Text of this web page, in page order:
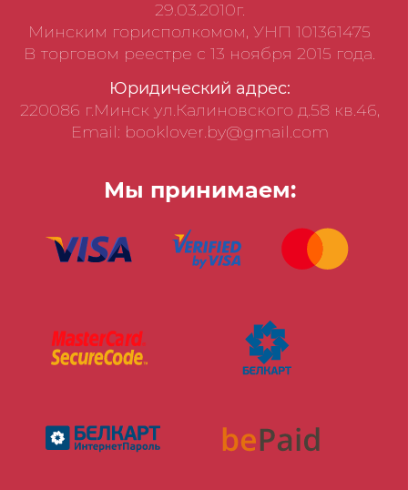
29.03.2010г.
Минским горисполкомом, УНП 101361475
В торговом реестре с 13 ноября 2015 года.
Юридический адрес:
220086 г.Минск ул.Калиновского д.58 кв.46,
Email: booklover.by@gmail.com
Мы принимаем: